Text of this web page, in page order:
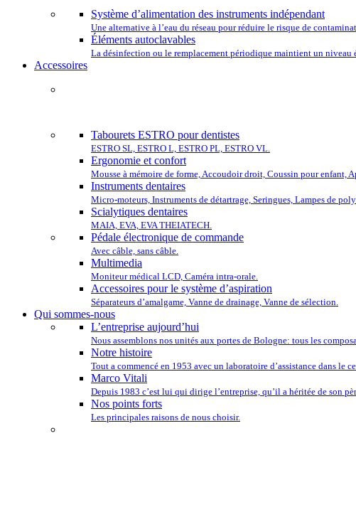
Système d’alimentation des instruments indépendant
Une alternative à l’eau du réseau pour réduire le risque de
Éléments autoclavables
La désinfection ou le remplacement périodique maintient un niveau
Accessoires
Tabourets ESTRO pour dentistes
ESTRO SL, ESTRO L, ESTRO PL, ESTRO VL.
Ergonomie et confort
Mousse à mémoire de forme, Accoudoir droit, Coussin pour enfant,
Instruments dentaires
Micro-moteurs, Instruments de détartrage, Seringues, Lampes de
Scialytiques dentaires
MAIA, EVA, EVA THEIATECH.
Pédale électronique de commande
Avec câble, sans câble.
Multimedia
Moniteur médical LCD, Caméra intra-orale.
Accessoires pour le système d’aspiration
Séparateurs d’amalgame, Vanne de drainage, Vanne de sélection.
Qui sommes-nous
L’entreprise aujourd’hui
Nous assemblons nos unités aux portes de Bologne: tous les
Notre histoire
Tout a commencé en 1953 avec un laboratoire d’assistance dans le
Marco Vitali
Depuis 1983 c’est lui qui dirige l’entreprise, qu’il a héritée de son
Nos points forts
Les principales raisons de nous choisir.